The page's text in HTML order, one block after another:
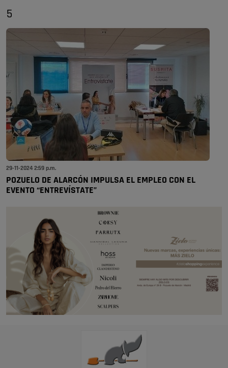
5
29-11-2024 2:59 p.m.
POZUELO DE ALARCÓN IMPULSA EL EMPLEO CON EL
EVENTO “ENTREVÍSTATE”